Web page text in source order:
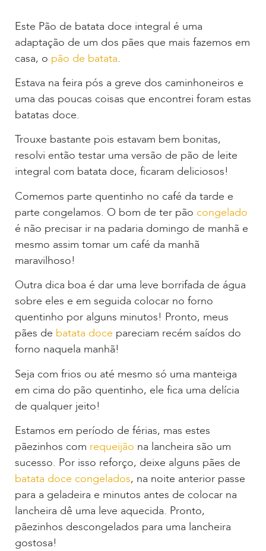
Este Pão de batata doce integral é uma
adaptação de um dos pães que mais fazemos em
casa, o pão de batata.
Estava na feira pós a greve dos caminhoneiros e
uma das poucas coisas que encontrei foram estas
batatas doce.
Trouxe bastante pois estavam bem bonitas,
resolvi então testar uma versão de pão de leite
integral com batata doce, ficaram deliciosos!
Comemos parte quentinho no café da tarde e
parte congelamos. O bom de ter pão congelado
é não precisar ir na padaria domingo de manhã e
mesmo assim tomar um café da manhã
maravilhoso!
Outra dica boa é dar uma leve borrifada de água
sobre eles e em seguida colocar no forno
quentinho por alguns minutos! Pronto, meus
pães de batata doce pareciam recém saídos do
forno naquela manhã!
Seja com frios ou até mesmo só uma manteiga
em cima do pão quentinho, ele fica uma delícia
de qualquer jeito!
Estamos em período de férias, mas estes
pãezinhos com requeijão na lancheira são um
sucesso. Por isso reforço, deixe alguns pães de
batata doce congelados, na noite anterior passe
para a geladeira e minutos antes de colocar na
lancheira dê uma leve aquecida. Pronto,
pãezinhos descongelados para uma lancheira
gostosa!